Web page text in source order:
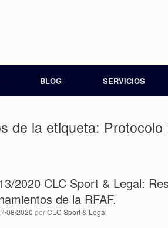
BLOG SERVICIOS
de la etiqueta: Protocolo
2020 CLC Sport & Legal:
de la RFAF.
08/2020 porCLC Sport & Legal